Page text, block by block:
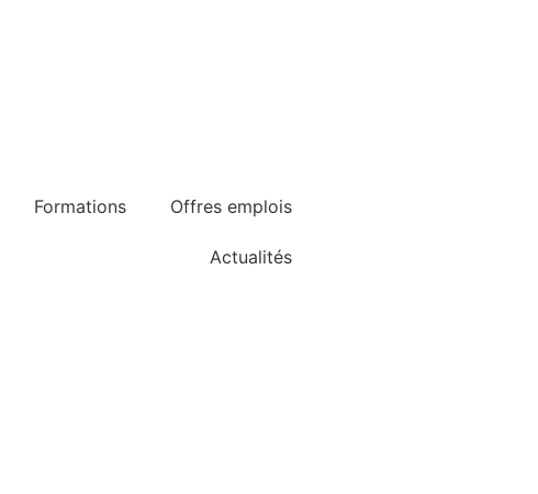
Formations Offres emplois
Actualités